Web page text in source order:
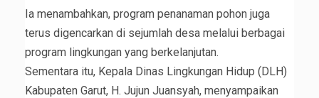
Ia menambahkan, program penanaman pohon juga
terus digencarkan di sejumlah desa melalui berbagai
program lingkungan yang berkelanjutan.
Sementara itu, Kepala Dinas Lingkungan Hidup (DLH)
Kabupaten Garut, H. Jujun Juansyah, menyampaikan